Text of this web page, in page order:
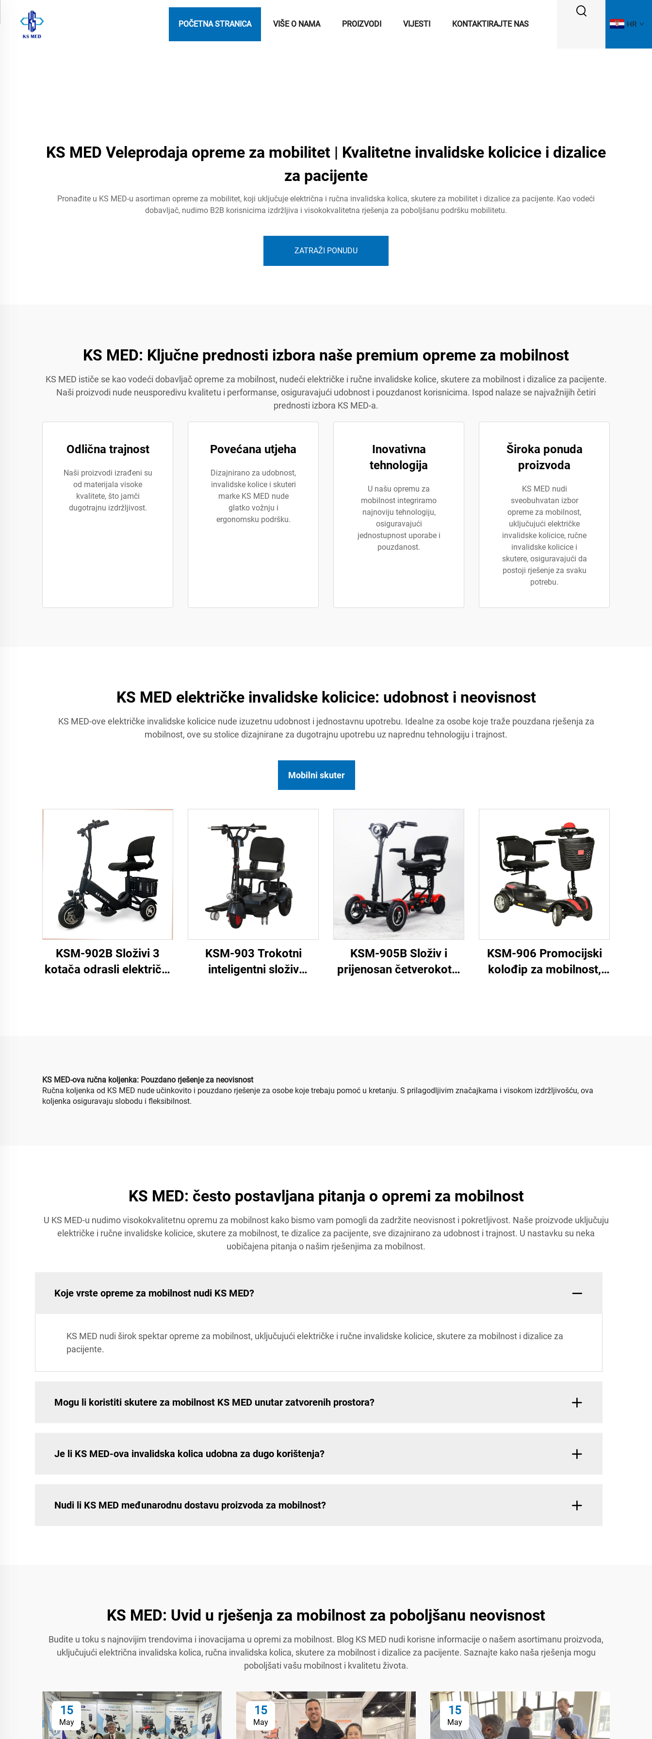
POČETNA STRANICA VIŠE O NAMA PROIZVODI VIJESTI KONTAKTIRAJTE NAS HR
KS MED Veleprodaja opreme za mobilitet | Kvalitetne invalidske kolicice i dizalice
za pacijente
Pronađite u KS MED-u asortiman opreme za mobilitet, koji uključuje električna i ručna invalidska kolica, skutere za mobilitet i dizalice za pacijente. Kao vodeći
dobavljač, nudimo B2B korisnicima izdržljiva i visokokvalitetna rješenja za poboljšanu podršku mobilitetu.
ZATRAŽI PONUDU
KS MED: Ključne prednosti izbora naše premium opreme za mobilnost
KS MED ističe se kao vodeći dobavljač opreme za mobilnost, nudeći električke i ručne invalidske kolice, skutere za mobilnost i dizalice za pacijente.
Naši proizvodi nude neusporedivu kvalitetu i performanse, osiguravajući udobnost i pouzdanost korisnicima. Ispod nalaze se najvažnijih četiri
prednosti izbora KS MED-a.
Odlična trajnost
Naši proizvodi izrađeni su
od materijala visoke
kvalitete, što jamči
dugotrajnu izdržljivost.
Povećana utjeha
Dizajnirano za udobnost,
invalidske kolice i skuteri
marke KS MED nude
glatko vožnju i
ergonomsku podršku.
Inovativna
tehnologija
U našu opremu za
mobilnost integriramo
najnoviju tehnologiju,
osiguravajući
jednostupnost uporabe i
pouzdanost.
Široka ponuda
proizvoda
KS MED nudi
sveobuhvatan izbor
opreme za mobilnost,
uključujući električke
invalidske kolicice, ručne
invalidske kolicice i
skutere, osiguravajući da
postoji rješenje za svaku
potrebu.
KS MED električke invalidske kolicice: udobnost i neovisnost
KS MED-ove električke invalidske kolicice nude izuzetnu udobnost i jednostavnu upotrebu. Idealne za osobe koje traže pouzdana rješenja za
mobilnost, ove su stolice dizajnirane za dugotrajnu upotrebu uz naprednu tehnologiju i trajnost.
Mobilni skuter
KSM-902B Složivi 3
kotača odrasli električni
KSM-903 Trokotni
inteligentni složiv
KSM-905B Složiv i
prijenosan četverokotni
KSM-906 Promocijski
kolođip za mobilnost,
KS MED-ova ručna koljenka: Pouzdano rješenje za neovisnost
Ručna koljenka od KS MED nude učinkovito i pouzdano rješenje za osobe koje trebaju pomoć u kretanju. S prilagodljivim značajkama i visokom izdržljivošću, ova
koljenka osiguravaju slobodu i fleksibilnost.
KS MED: često postavljana pitanja o opremi za mobilnost
U KS MED-u nudimo visokokvalitetnu opremu za mobilnost kako bismo vam pomogli da zadržite neovisnost i pokretljivost. Naše proizvode uključuju
električke i ručne invalidske kolicice, skutere za mobilnost, te dizalice za pacijente, sve dizajnirano za udobnost i trajnost. U nastavku su neka
uobičajena pitanja o našim rješenjima za mobilnost.
Koje vrste opreme za mobilnost nudi KS MED?
KS MED nudi širok spektar opreme za mobilnost, uključujući električke i ručne invalidske kolicice, skutere za mobilnost i dizalice za
pacijente.
Mogu li koristiti skutere za mobilnost KS MED unutar zatvorenih prostora?
Je li KS MED-ova invalidska kolica udobna za dugo korištenja?
Nudi li KS MED međunarodnu dostavu proizvoda za mobilnost?
KS MED: Uvid u rješenja za mobilnost za poboljšanu neovisnost
Budite u toku s najnovijim trendovima i inovacijama u opremi za mobilnost. Blog KS MED nudi korisne informacije o našem asortimanu proizvoda,
uključujući električna invalidska kolica, ručna invalidska kolica, skutere za mobilnost i dizalice za pacijente. Saznajte kako naša rješenja mogu
poboljšati vašu mobilnost i kvalitetu života.
15
May
15
May
15
May